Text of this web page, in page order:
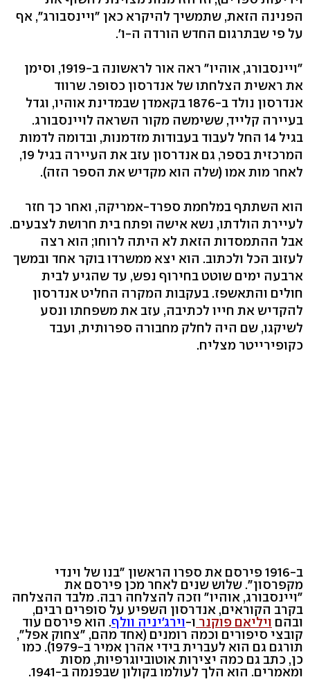
הפנינה הזאת, שתמשיך להיקרא כאן "ויינסבורג", אף
על פי שבתרגום החדש הורדה ה-ו'.
"ויינסבורג, אוהיו" ראה אור לראשונה ב-1919, וסימן
את ראשית הצלחתו של אנדרסון כסופר. שרווד
אנדרסון נולד ב-1876 בקאמדן שבמדינת אוהיו, וגדל
בעיירה קלייד, ששימשה מקור השראה לויינסבורג.
בגיל 14 החל לעבוד בעבודות מזדמנות, ובדומה לדמות
המרכזית בספר, גם אנדרסון עזב את העיירה בגיל 19,
לאחר מות אמו (שלה הוא מקדיש את הספר הזה).
הוא השתתף במלחמת ספרד-אמריקה, ואחר כך חזר
לעיירת הולדתו, נשא אישה ופתח בית חרושת לצבעים.
אבל ההתמסדות הזאת לא היתה לרוחו; הוא רצה
לעזוב הכל ולכתוב. הוא יצא ממשרדו בוקר אחד ובמשך
ארבעה ימים שוטט בחירוף נפש, עד שהגיע לבית
חולים והתאשפז. בעקבות המקרה החליט אנדרסון
להקדיש את חייו לכתיבה, עזב את משפחתו ונסע
לשיקגו, שם היה לחלק מחבורה ספרותית, ועבד
כקופירייטר מצליח.
ב-1916 פירסם את ספרו הראשון "בנו של וינדי
מקפרסון". שלוש שנים לאחר מכן פירסם את
"ויינסבורג, אוהיו" וזכה להצלחה רבה. מלבד ההצלחה
בקרב הקוראים, אנדרסון השפיע על סופרים רבים,
ובהם ויליאם פוקנר ו-וירג'יניה וולף. הוא פירסם עוד
קובצי סיפורים וכמה רומנים (אחד מהם, "צחוק אפל",
תורגם גם הוא לעברית בידי אהרן אמיר ב-1979). כמו
כן, כתב גם כמה יצירות אוטוביוגרפיות, מסות
ומאמרים. הוא הלך לעולמו בקולון שבפנמה ב-1941.